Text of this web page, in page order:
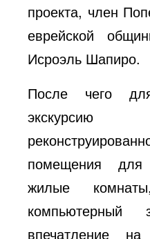
проекта, член
еврейской
Исроэль Шапиро.
После чего
помещения для
жилые
впечатление